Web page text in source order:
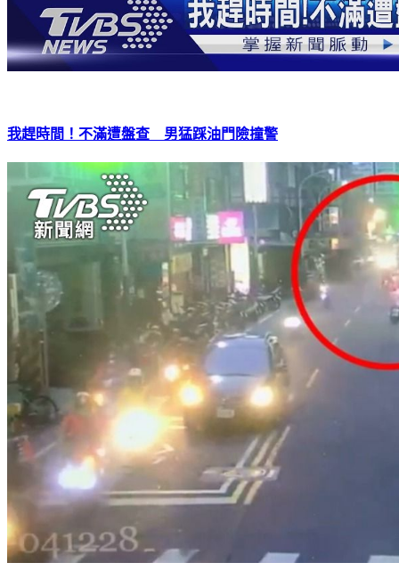
我趕時間！不滿遭盤查 男猛踩油門險撞警